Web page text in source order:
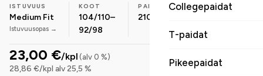
Collegepaidat
T-paidat
Pikeepaidat
ISTUVUUS
Medium Fit
Istuvuusopas →
KOOT
104/110–
92/98
PAINO
210 g
MATERIAALI
23,00 €/kpl (alv 0 %)
28,86 €/kpl alv 25,5 %